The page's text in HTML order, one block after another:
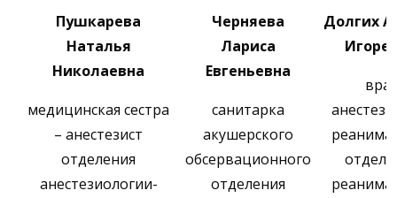
Пушкарева
Наталья
Николаевна
медицинская сестра
– анестезист
отделения
анестезиологии-
Черняева
Лариса
Евгеньевна
санитарка
акушерского
обсервационного
отделения
Долгих